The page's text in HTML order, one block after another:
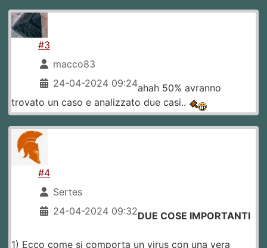
#3
macco83
24-04-2024 09:24ahah 50% avranno
trovato un caso e analizzato due casi..
#4
Sertes
24-04-2024 09:32DUE COSE IMPORTANTI
1) Ecco come si comporta un virus con una vera